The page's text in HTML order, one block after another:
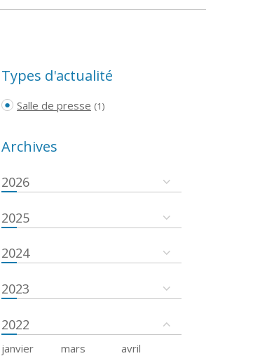
Types d'actualité
Salle de presse (1)
Archives
2026
2025
2024
2023
2022
janvier mars
avril